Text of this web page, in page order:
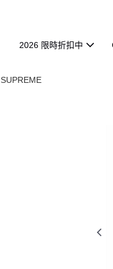
2026 限時折扣中
SUPREME